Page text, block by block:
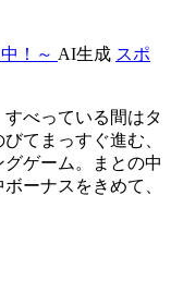
！～ AI生成 スポ
すべっている間はタ
てまっすぐ進む、
グゲーム。まとの中
ーナスをきめて、